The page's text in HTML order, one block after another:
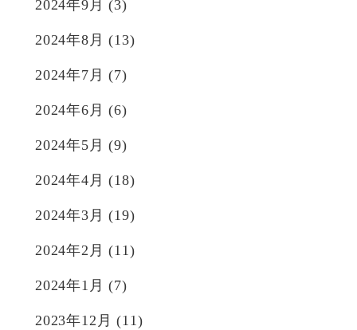
2024年9月 (3)
2024年8月 (13)
2024年7月 (7)
2024年6月 (6)
2024年5月 (9)
2024年4月 (18)
2024年3月 (19)
2024年2月 (11)
2024年1月 (7)
2023年12月 (11)